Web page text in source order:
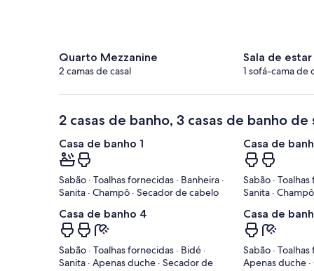
Quarto Mezzanine
2 camas de casal
Sala de estar
1 sofá-cama de
2 casas de banho, 3 casas de banho de
Casa de banho 1
Sabão · Toalhas fornecidas · Banheira ·
Sanita · Champô · Secador de cabelo
Casa de
Sabão ·
Sanita · Champô
Casa de banho 4
Sabão · Toalhas fornecidas · Bidé ·
Sanita · Apenas duche · Secador de
Casa de
Sabão · Toalhas
Apenas duche